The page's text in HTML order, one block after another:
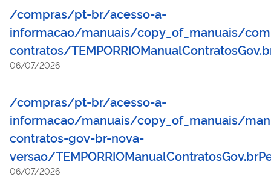
/compras/pt-br/acesso-a-
informacao/manuais/copy_of_manuais/
contratos/
06/07/2026
/compras/pt-br/acesso-a-
informacao/manuais/copy_of_manuais/
contratos-gov-br-nova-
versao/
06/07/2026